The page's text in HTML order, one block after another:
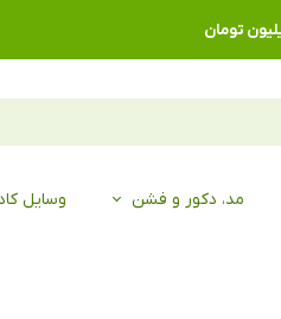
مد، دکور و فشن وسایل